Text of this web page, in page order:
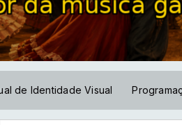
de Identidade Visual